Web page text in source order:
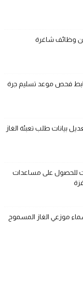
رابط فحص موعد تسليم جرة
بيانات طلب تعبئة الغاز
للحصول على مساعدات
موزعي الغاز المسموح